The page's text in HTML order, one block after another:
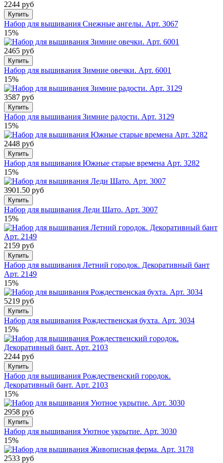
2244 руб
Купить
Набор для вышивания Снежные ангелы. Арт. 3067
15%
2465 руб
Купить
Набор для вышивания Зимние овечки. Арт. 6001
15%
3587 руб
Купить
Набор для вышивания Зимние радости. Арт. 3129
15%
2448 руб
Купить
Набор для вышивания Южные старые времена Арт. 3282
15%
3901.50 руб
Купить
Набор для вышивания Леди Шато. Арт. 3007
15%
2159 руб
Купить
Набор для вышивания Летний городок. Декоративный бант
Арт. 2149
15%
5219 руб
Купить
Набор для вышивания Рождественская бухта. Арт. 3034
15%
2244 руб
Купить
Набор для вышивания Рождественский городок.
Декоративный бант. Арт. 2103
15%
2958 руб
Купить
Набор для вышивания Уютное укрытие. Арт. 3030
15%
2533 руб